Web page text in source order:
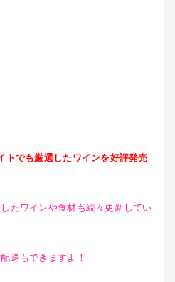
トでも厳選したワインを好評発売
たワインや食材も続々更新してい
送もできますよ！